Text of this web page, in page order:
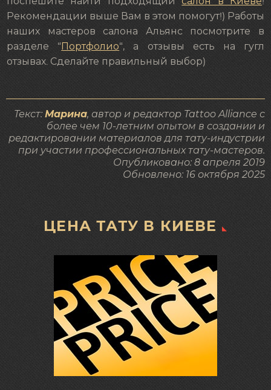
Рекомендации выше Вам в этом помогут!) Работы
наших мастеров салона Альянс посмотрите в
разделе “Портфолио“, а отзывы есть на гугл
отзывах. Сделайте правильный выбор)
Текст:Марина, автор и редактор Tattoo Alliance с
более чем 10-летним опытом в создании и
редактировании материалов для тату-индустрии
при участии профессиональных тату-мастеров.
Опубликовано: 8 апреля 2019
Обновлено: 16 октября 2025
ЦЕНА ТАТУ В КИЕВЕ